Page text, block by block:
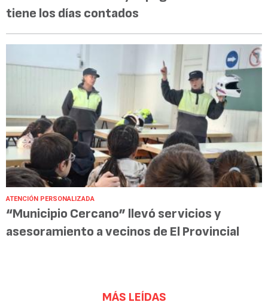
tiene los días contados
ATENCIÓN PERSONALIZADA
“Municipio Cercano” llevó servicios y
asesoramiento a vecinos de El Provincial
MÁS LEÍDAS